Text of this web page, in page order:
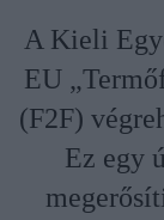
A Kieli
EU
(F2F)
Ez egy